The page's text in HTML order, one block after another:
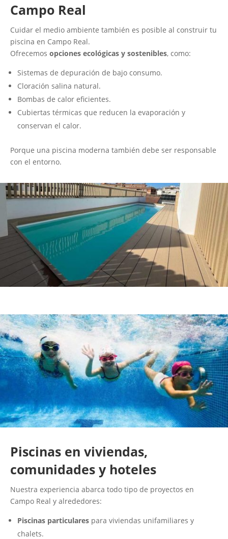
Campo Real
Cuidar el medio ambiente también es posible al construir tu
piscina en Campo Real.
Ofrecemos opciones ecológicas y sostenibles, como:
Sistemas de depuración de bajo consumo.
Cloración salina natural.
Bombas de calor eficientes.
Cubiertas térmicas que reducen la evaporación y
conservan el calor.
Porque una piscina moderna también debe ser responsable
con el entorno.
Piscinas en viviendas,
comunidades y hoteles
Nuestra experiencia abarca todo tipo de proyectos en
Campo Real y alrededores:
Piscinas particulares para viviendas unifamiliares y
chalets.